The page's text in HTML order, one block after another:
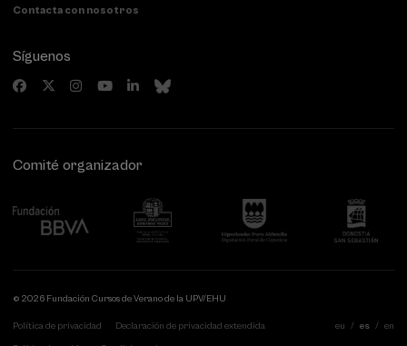
Contacta con nosotros
Síguenos
Comité organizador
© 2026 Fundación Cursos de Verano de la UPV/EHU
Política de privacidad Declaración de privacidad extendida eu es en